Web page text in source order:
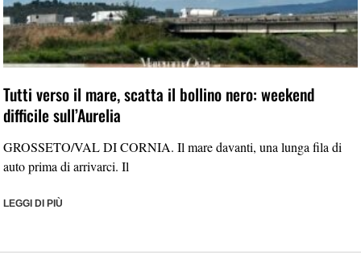
Tutti verso il mare, scatta il bollino nero: weekend
difficile sull’Aurelia
GROSSETO/VAL DI CORNIA. Il mare davanti, una lunga fila di
auto prima di arrivarci. Il
LEGGI DI PIÙ